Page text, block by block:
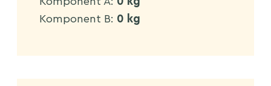
Komponent B: 0 kg